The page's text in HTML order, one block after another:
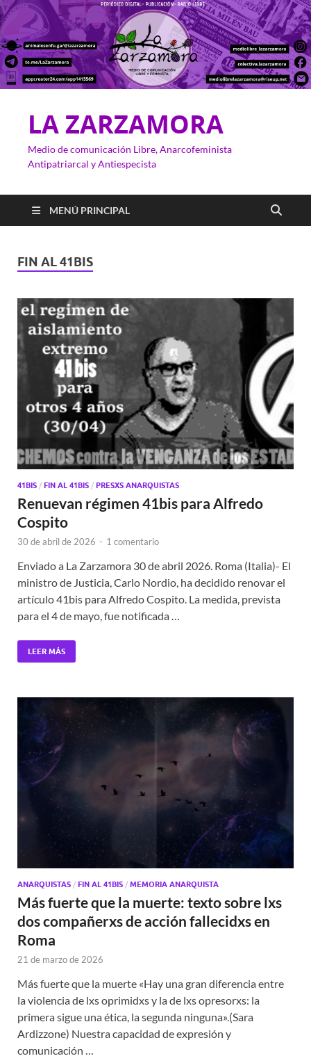
LA ZARZAMORA
Medio de comunicación Libre, Anarcofeminista
Antipatriarcal y Antiespecista
MENÚ PRINCIPAL
FIN AL 41BIS
41BIS / FIN AL 41BIS / PRESXS ANARQUISTAS
Renuevan régimen 41bis para Alfredo
Cospito
30 de abril de 2026 - 1 comentario
Enviado a La Zarzamora 30 de abril 2026. Roma (Italia)- El
ministro de Justicia, Carlo Nordio, ha decidido renovar el
artículo 41bis para Alfredo Cospito. La medida, prevista
para el 4 de mayo, fue notificada …
LEER MÁS
ANARQUISTAS / FIN AL 41BIS / MEMORIA ANARQUISTA
Más fuerte que la muerte: texto sobre lxs
dos compañerxs de acción fallecidxs en
Roma
21 de marzo de 2026
Más fuerte que la muerte «Hay una gran diferencia entre
la violencia de lxs oprimidxs y la de lxs opresorxs: la
primera sigue una ética, la segunda ninguna».(Sara
Ardizzone) Nuestra capacidad de expresión y
comunicación …